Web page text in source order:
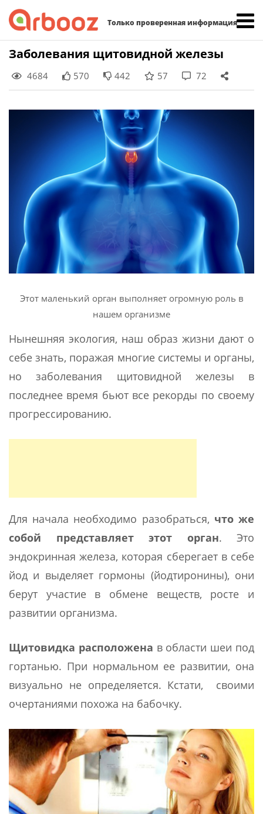
Только проверенная информация
Skip
content
Заболевания щитовидной железы
4684 570 442 57 72
Этот маленький орган выполняет огромную роль в
нашем организме
Нынешняя экология, наш образ жизни дают о
себе знать, поражая многие системы и органы,
но заболевания щитовидной железы в
последнее время бьют все рекорды по своему
прогрессированию.
Для начала необходимо разобраться, что же
собой представляет этот орган. Это
эндокринная железа, которая сберегает в себе
йод и выделяет гормоны (йодтиронины), они
берут участие в обмене веществ, росте и
развитии организма.
Щитовидка расположена в области шеи под
гортанью. При нормальном ее развитии, она
визуально не определяется. Кстати, своими
очертаниями похожа на бабочку.
Найти: